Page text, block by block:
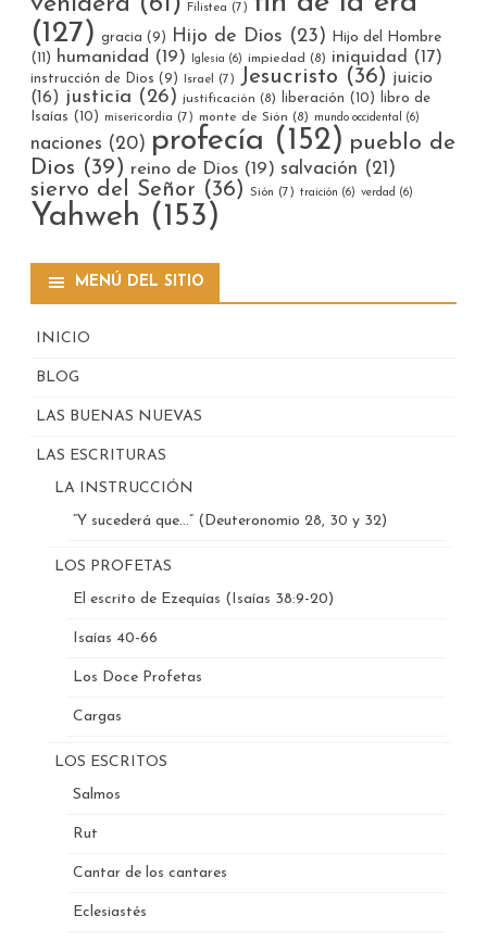
Filistea (7)
(127) gracia (9) Hijo de Dios (23)
Hijo del Hombre
(11)
humanidad (19) Iglesia (6) impiedad (8) iniquidad (17)
instrucción de Dios (9) Israel (7) Jesucristo (36) juicio
(16) justicia (26) justificación (8) liberación (10)
libro de
Isaías (10) misericordia (7) monte de Sión (8) mundo occidental (6)
naciones (20) profecía (152) pueblo de
Dios (39) reino de Dios (19) salvación (21)
siervo del Señor (36) Sión (7) traición (6) verdad (6)
Yahweh (153)
MENÚ DEL SITIO
INICIO
BLOG
LAS BUENAS NUEVAS
LAS ESCRITURAS
LA INSTRUCCIÓN
“Y sucederá que…” (Deuteronomio 28, 30 y 32)
LOS PROFETAS
El escrito de Ezequías (Isaías 38:9-20)
Isaías 40-66
Los Doce Profetas
Cargas
LOS ESCRITOS
Salmos
Rut
Cantar de los cantares
Eclesiastés